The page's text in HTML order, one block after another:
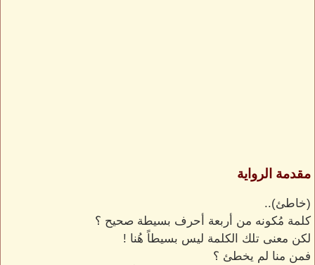
مقدمة الرواية
(خاطئ)..
كلمة مُكونه من أربعة أحرف بسيطة صحيح ؟
لكن معنى تلك الكلمة ليس بسيطاً هُنا !
فمن منا لم يخطئ ؟